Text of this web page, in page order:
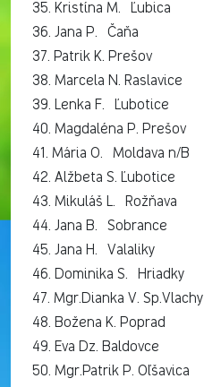
35. Kristína M. Ľubica
36. Jana P. Čaňa
37. Patrik K. Prešov
38. Marcela N. Raslavice
39. Lenka F. Ľubotice
40. Magdaléna P. Prešov
41. Mária O. Moldava n/B
42. Alžbeta S. Ľubotice
43. Mikuláš L. Rožňava
44. Jana B. Sobrance
45. Jana H. Valaliky
46. Dominika S. Hriadky
47. Mgr.Dianka V. Sp.Vlachy
48. Božena K. Poprad
49. Eva Dz. Baldovce
50. Mgr.Patrik P. Oľšavica